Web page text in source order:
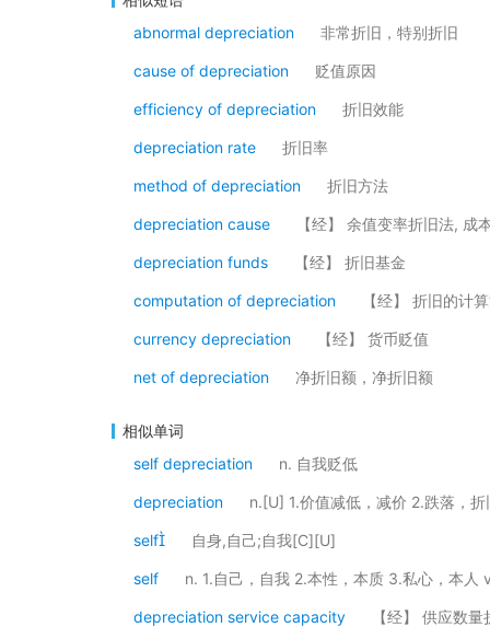
abnormal depreciation
非常折旧，特别折旧
cause of depreciation 贬值原因
efficiency of depreciation 折旧效能
depreciation rate 折旧率
method of depreciation 折旧方法
depreciation cause 【经】 余值变率折旧法, 成
depreciation funds 【经】 折旧基金
computation of depreciation 【经】 折旧的计
currency depreciation 【经】 货币贬值
net of depreciation 净折旧额，净折旧额
相似单词
self depreciation
n. 自我贬低
depreciation n.[U] 1.价值减低，减价 2.跌落，折
self 自身,自己;自我[C][U]
self n. 1.自己，自我 2.本性，本质 3.私心，本人
depreciation service capacity 【经】 供应数